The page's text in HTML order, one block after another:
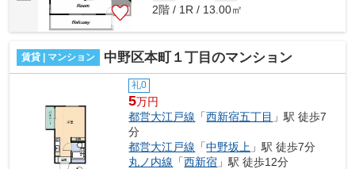
2階 / 1R / 13.00㎡
賃貸 | マンション 中野区本町１丁目のマンション
礼0
5万円
都営大江戸線 「西新宿五丁目 」駅 徒歩7
分
都営大江戸線 「中野坂上 」駅 徒歩7分
丸ノ内線 「西新宿 」駅 徒歩12分